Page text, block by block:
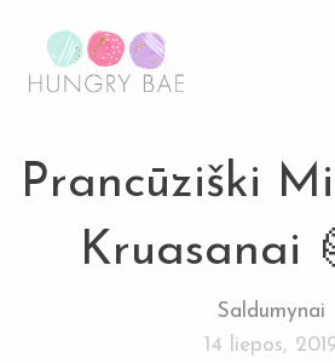
Prancūziški
Saldumynai
14 liepos,